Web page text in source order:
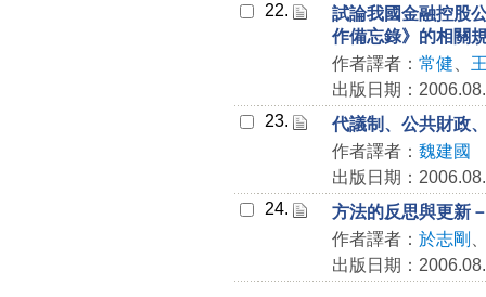
22.
試論我國金融控股
作備忘錄》的相關
作者譯者： 常健
出版日期：
23.
代議制、公共財政
作者譯者： 魏建國
出版日期：
24.
方法的反思與更新
作者譯者： 於志剛
出版日期：